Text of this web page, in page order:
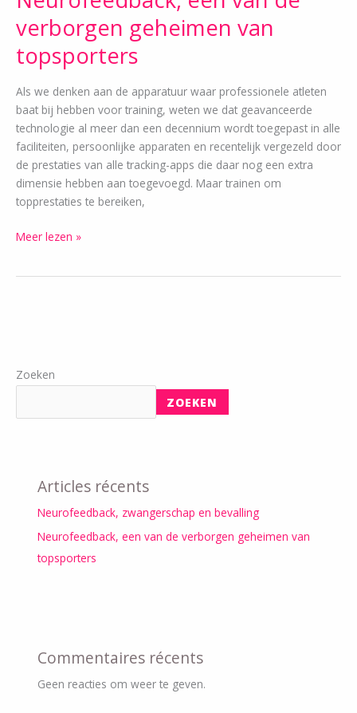
verborgen geheimen van
topsporters
Als we denken aan de apparatuur waar professionele atleten
baat bij hebben voor training, weten we dat geavanceerde
technologie al meer dan een decennium wordt toegepast in alle
faciliteiten, persoonlijke apparaten en recentelijk vergezeld door
de prestaties van alle tracking-apps die daar nog een extra
dimensie hebben aan toegevoegd. Maar trainen om
topprestaties te bereiken,
Meer lezen »
Zoeken
ZOEKEN
Articles récents
Neurofeedback, zwangerschap en bevalling
Neurofeedback, een van de verborgen geheimen van
topsporters
Commentaires récents
Geen reacties om weer te geven.